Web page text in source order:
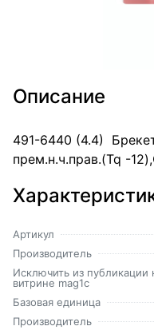
Описание
491-6440 (4.4)
прем.н.ч.прав.(Tq -
Артикул
Производитель
Исключить из публикации
витрине mag1c
Базовая единица
Производитель